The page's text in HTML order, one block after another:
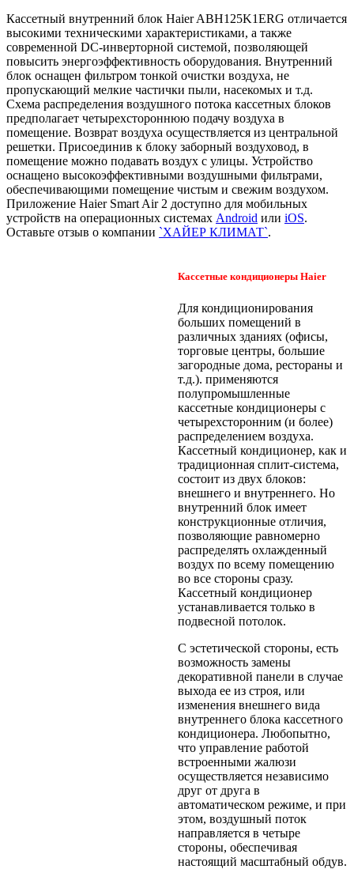
Кассетный внутренний блок Haier ABH125K1ERG отличается
высокими техническими характеристиками, а также
современной DC-инверторной системой, позволяющей
повысить энергоэффективность оборудования. Внутренний
блок оснащен фильтром тонкой очистки воздуха, не
пропускающий мелкие частички пыли, насекомых и т.д.
Схема распределения воздушного потока кассетных блоков
предполагает четырехстороннюю подачу воздуха в
помещение. Возврат воздуха осуществляется из центральной
решетки. Присоединив к блоку заборный воздуховод, в
помещение можно подавать воздух с улицы. Устройство
оснащено высокоэффективными воздушными фильтрами,
обеспечивающими помещение чистым и свежим воздухом.
Приложение Haier Smart Air 2 доступно для мобильных
устройств на операционных системах Android или iOS.
Оставьте отзыв о компании `ХАЙЕР КЛИМАТ`.
Кассетные кондиционеры Haier
Для кондиционирования
больших помещений в
различных зданиях (офисы,
торговые центры, большие
загородные дома, рестораны и
т.д.). применяются
полупромышленные
кассетные кондиционеры с
четырехсторонним (и более)
распределением воздуха.
Кассетный кондиционер, как и
традиционная сплит-система,
состоит из двух блоков:
внешнего и внутреннего. Но
внутренний блок имеет
конструкционные отличия,
позволяющие равномерно
распределять охлажденный
воздух по всему помещению
во все стороны сразу.
Кассетный кондиционер
устанавливается только в
подвесной потолок.
С эстетической стороны, есть
возможность замены
декоративной панели в случае
выхода ее из строя, или
изменения внешнего вида
внутреннего блока кассетного
кондиционера. Любопытно,
что управление работой
встроенными жалюзи
осуществляется независимо
друг от друга в
автоматическом режиме, и при
этом, воздушный поток
направляется в четыре
стороны, обеспечивая
настоящий масштабный обдув.